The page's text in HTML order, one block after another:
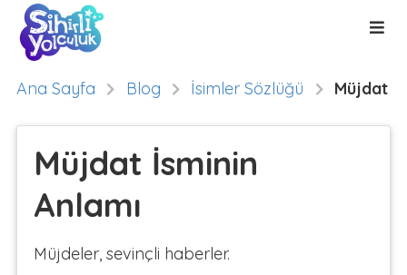
Ana Sayfa Blog İsimler Sözlüğü Müjdat
Müjdat İsminin
Anlamı
Müjdeler, sevinçli haberler.